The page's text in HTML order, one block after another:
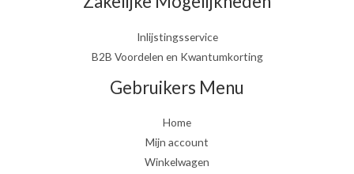
Inlijstingsservice
B2B Voordelen en Kwantumkorting
Gebruikers Menu
Home
Mijn account
Winkelwagen